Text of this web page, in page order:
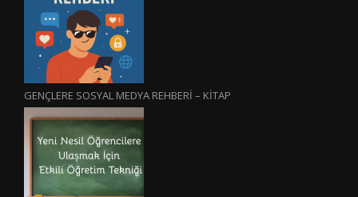
GENÇLERE SOSYAL MEDYA REHBERİ – KİTAP